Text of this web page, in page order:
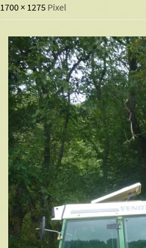
1700 × 1275 Pixel